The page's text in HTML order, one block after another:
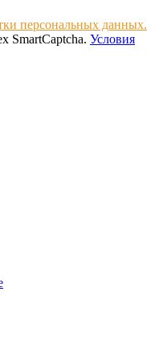
персональных данных.
SmartCaptcha. Условия